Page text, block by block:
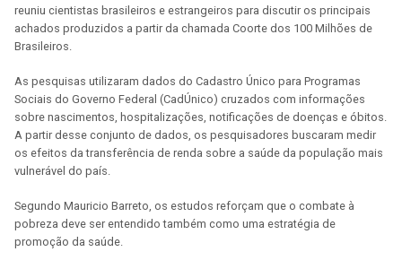
reuniu cientistas brasileiros e estrangeiros para discutir os principais
achados produzidos a partir da chamada Coorte dos 100 Milhões de
Brasileiros.
As pesquisas utilizaram dados do Cadastro Único para Programas
Sociais do Governo Federal (CadÚnico) cruzados com informações
sobre nascimentos, hospitalizações, notificações de doenças e óbitos.
A partir desse conjunto de dados, os pesquisadores buscaram medir
os efeitos da transferência de renda sobre a saúde da população mais
vulnerável do país.
Segundo Mauricio Barreto, os estudos reforçam que o combate à
pobreza deve ser entendido também como uma estratégia de
promoção da saúde.